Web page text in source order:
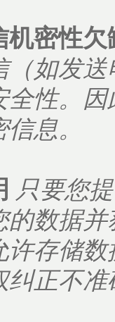
机密性
（如发
全性。
息。
只要您
的数据
许存储
纠正不